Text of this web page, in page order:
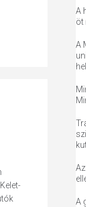
A
öt
A
A